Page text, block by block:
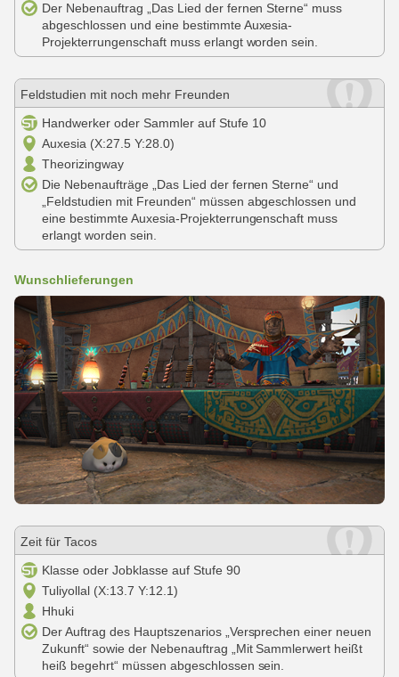
Der Nebenauftrag „Das Lied der fernen Sterne“ muss
abgeschlossen und eine bestimmte Auxesia-
Projekterrungenschaft muss erlangt worden sein.
Feldstudien mit noch mehr Freunden
Handwerker oder Sammler auf Stufe 10
Auxesia (X:27.5 Y:28.0)
Theorizingway
Die Nebenaufträge „Das Lied der fernen Sterne“ und
„Feldstudien mit Freunden“ müssen abgeschlossen und
eine bestimmte Auxesia-Projekterrungenschaft muss
erlangt worden sein.
Wunschlieferungen
Zeit für Tacos
Klasse oder Jobklasse auf Stufe 90
Tuliyollal (X:13.7 Y:12.1)
Hhuki
Der Auftrag des Hauptszenarios „Versprechen einer neuen
Zukunft“ sowie der Nebenauftrag „Mit Sammlerwert heißt
heiß begehrt“ müssen abgeschlossen sein.